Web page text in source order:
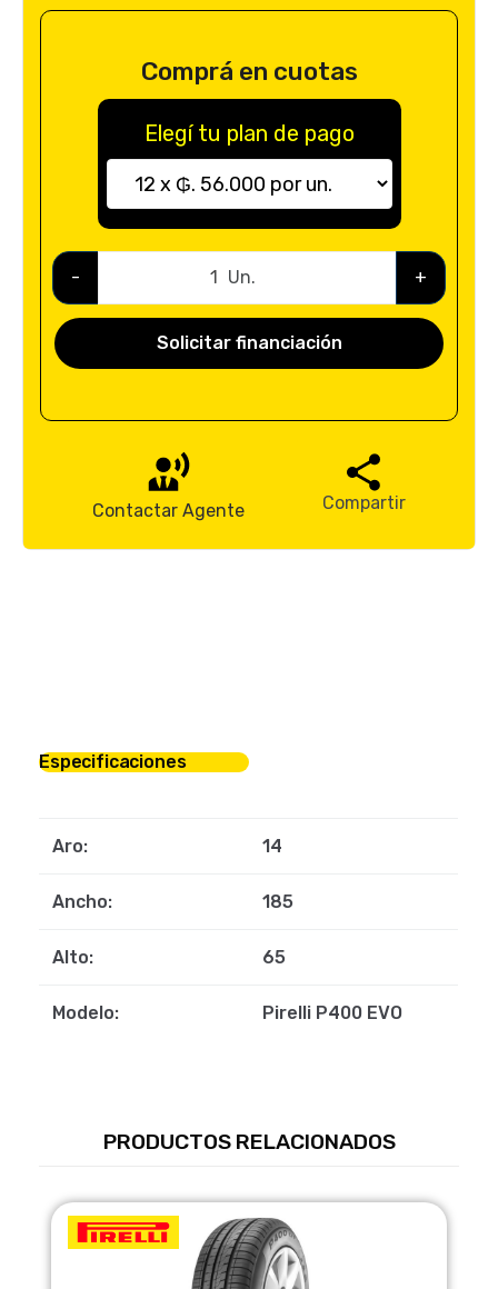
Comprá en cuotas
Elegí tu plan de pago
- Un. +
Solicitar financiación
Contactar Agente Compartir
Especificaciones
Aro: 14
Ancho: 185
Alto: 65
Modelo: Pirelli P400 EVO
PRODUCTOS RELACIONADOS